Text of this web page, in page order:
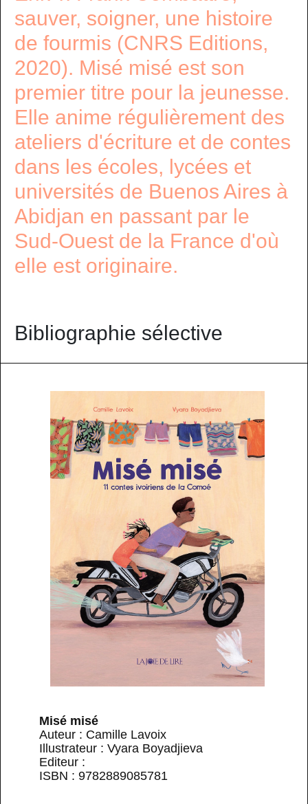
sauver, soigner, une histoire
de fourmis (CNRS Editions,
2020). Misé misé est son
premier titre pour la jeunesse.
Elle anime régulièrement des
ateliers d'écriture et de contes
dans les écoles, lycées et
universités de Buenos Aires à
Abidjan en passant par le
Sud-Ouest de la France d'où
elle est originaire.
Bibliographie sélective
Misé misé
Auteur : Camille Lavoix
Illustrateur : Vyara Boyadjieva
Editeur :
ISBN : 9782889085781